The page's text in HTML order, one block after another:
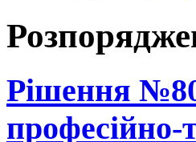
Рішення
професійно-